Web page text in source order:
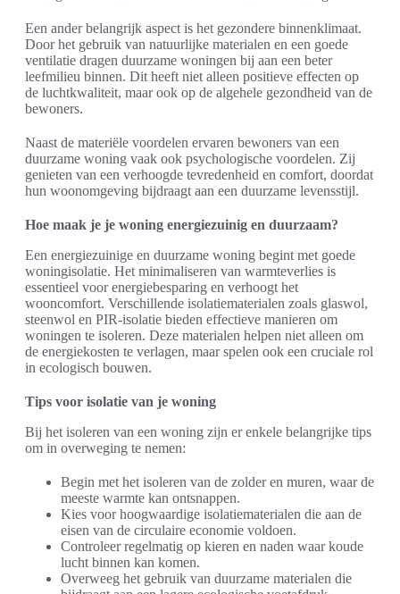
Een ander belangrijk aspect is het gezondere binnenklimaat.
Door het gebruik van natuurlijke materialen en een goede
ventilatie dragen duurzame woningen bij aan een beter
leefmilieu binnen. Dit heeft niet alleen positieve effecten op
de luchtkwaliteit, maar ook op de algehele gezondheid van de
bewoners.
Naast de materiële voordelen ervaren bewoners van een
duurzame woning vaak ook psychologische voordelen. Zij
genieten van een verhoogde tevredenheid en comfort, doordat
hun woonomgeving bijdraagt aan een duurzame levensstijl.
Hoe maak je je woning energiezuinig en duurzaam?
Een energiezuinige en duurzame woning begint met goede
woningisolatie. Het minimaliseren van warmteverlies is
essentieel voor energiebesparing en verhoogt het
wooncomfort. Verschillende isolatiematerialen zoals glaswol,
steenwol en PIR-isolatie bieden effectieve manieren om
woningen te isoleren. Deze materialen helpen niet alleen om
de energiekosten te verlagen, maar spelen ook een cruciale rol
in ecologisch bouwen.
Tips voor isolatie van je woning
Bij het isoleren van een woning zijn er enkele belangrijke tips
om in overweging te nemen:
Begin met het isoleren van de zolder en muren, waar de
meeste warmte kan ontsnappen.
Kies voor hoogwaardige isolatiematerialen die aan de
eisen van de circulaire economie voldoen.
Controleer regelmatig op kieren en naden waar koude
lucht binnen kan komen.
Overweeg het gebruik van duurzame materialen die